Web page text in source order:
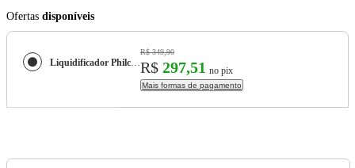
Ofertas disponíveis
Liquidificador Philco Concept 1500W 3,1L Preto PLQ15A
R$ 349,90
R$ 297,51 no pix
Mais formas de pagamento